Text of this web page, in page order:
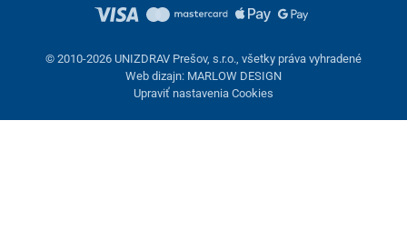
© 2010-2026 UNIZDRAV Prešov, s.r.o., všetky práva vyhradené
Web dizajn: MARLOW DESIGN
Upraviť nastavenia Cookies